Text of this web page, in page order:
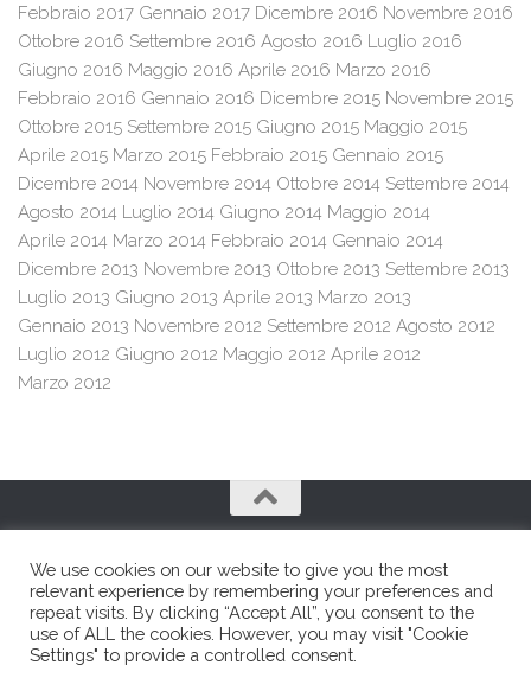
Febbraio 2017 Gennaio 2017 Dicembre 2016 Novembre 2016
Ottobre 2016 Settembre 2016 Agosto 2016 Luglio 2016
Giugno 2016 Maggio 2016 Aprile 2016 Marzo 2016
Febbraio 2016 Gennaio 2016 Dicembre 2015 Novembre 2015
Ottobre 2015 Settembre 2015 Giugno 2015 Maggio 2015
Aprile 2015 Marzo 2015 Febbraio 2015 Gennaio 2015
Dicembre 2014 Novembre 2014 Ottobre 2014 Settembre 2014
Agosto 2014 Luglio 2014 Giugno 2014 Maggio 2014
Aprile 2014 Marzo 2014 Febbraio 2014 Gennaio 2014
Dicembre 2013 Novembre 2013 Ottobre 2013 Settembre 2013
Luglio 2013 Giugno 2013 Aprile 2013 Marzo 2013
Gennaio 2013 Novembre 2012 Settembre 2012 Agosto 2012
Luglio 2012 Giugno 2012 Maggio 2012 Aprile 2012
Marzo 2012
Franco e Franco SRL © 2026. All Rights Reserved.
We use cookies on our website to give you the most
relevant experience by remembering your preferences and
repeat visits. By clicking “Accept All”, you consent to the
use of ALL the cookies. However, you may visit "Cookie
Settings" to provide a controlled consent.